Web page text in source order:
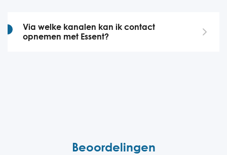
Via welke kanalen kan ik contact
opnemen met Essent?
Beoordelingen